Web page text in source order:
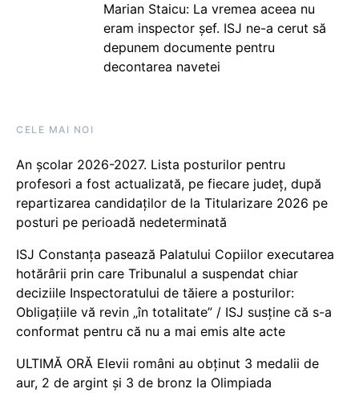
Marian Staicu: La vremea aceea nu
eram inspector șef. ISJ ne-a cerut să
depunem documente pentru
decontarea navetei
CELE MAI NOI
An școlar 2026-2027. Lista posturilor pentru
profesori a fost actualizată, pe fiecare județ, după
repartizarea candidaților de la Titularizare 2026 pe
posturi pe perioadă nedeterminată
ISJ Constanța pasează Palatului Copiilor executarea
hotărârii prin care Tribunalul a suspendat chiar
deciziile Inspectoratului de tăiere a posturilor:
Obligațiile vă revin „în totalitate” / ISJ susține că s-a
conformat pentru că nu a mai emis alte acte
ULTIMĂ ORĂ Elevii români au obținut 3 medalii de
aur, 2 de argint și 3 de bronz la Olimpiada